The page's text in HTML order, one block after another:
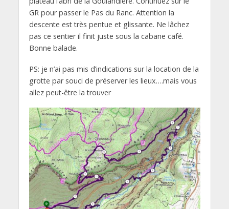
GR pour passer le Pas du Ranc. Attention la
descente est très pentue et glissante. Ne lâchez
pas ce sentier il finit juste sous la cabane café.
Bonne balade.
PS: je n’ai pas mis d’indications sur la location de la
grotte par souci de préserver les lieux….mais vous
allez peut-être la trouver